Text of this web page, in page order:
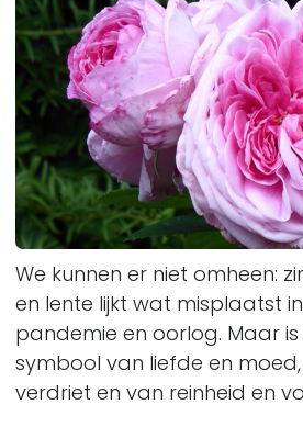
We kunnen er niet omheen:
en lente lijkt wat misplaatst
pandemie en oorlog. Maar
symbool van liefde en
verdriet en van reinheid en